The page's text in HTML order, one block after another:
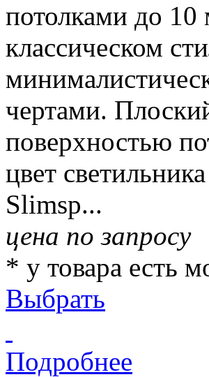
потолками до 10
классическом
чертами.
поверхностью
цвет
Slimsp...
цена по запросу
* у товара есть
Выбрать
Подробнее